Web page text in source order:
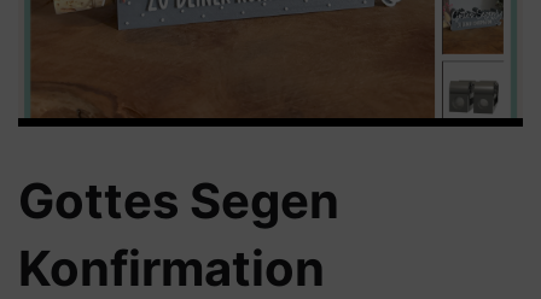
Gottes Segen
Konfirmation